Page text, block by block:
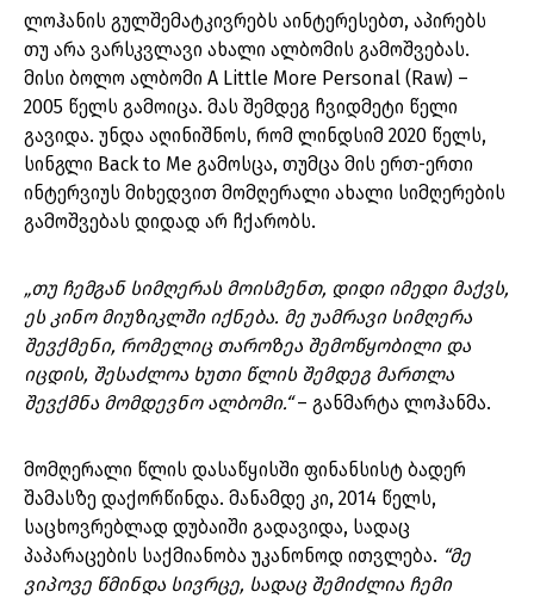
ლოჰანის გულშემატკივრებს აინტერესებთ, აპირებს
თუ არა ვარსკვლავი ახალი ალბომის გამოშვებას.
მისი ბოლო ალბომი A Little More Personal (Raw) –
2005 წელს გამოიცა. მას შემდეგ ჩვიდმეტი წელი
გავიდა. უნდა აღინიშნოს, რომ ლინდსიმ 2020 წელს,
სინგლი Back to Me გამოსცა, თუმცა მის ერთ-ერთი
ინტერვიუს მიხედვით მომღერალი ახალი სიმღერების
გამოშვებას დიდად არ ჩქარობს.
„თუ ჩემგან სიმღერას მოისმენთ, დიდი იმედი მაქვს,
ეს კინო მიუზიკლში იქნება. მე უამრავი სიმღერა
შევქმენი, რომელიც თაროზეა შემოწყობილი და
იცდის, შესაძლოა ხუთი წლის შემდეგ მართლა
შევქმნა მომდევნო ალბომი.“– განმარტა ლოჰანმა.
მომღერალი წლის დასაწყისში ფინანსისტ ბადერ
შამასზე დაქორწინდა. მანამდე კი, 2014 წელს,
საცხოვრებლად დუბაიში გადავიდა, სადაც
პაპარაცების საქმიანობა უკანონოდ ითვლება. “მე
ვიპოვე წმინდა სივრცე, სადაც შემიძლია ჩემი